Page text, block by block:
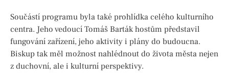
Součástí programu byla také prohlídka celého kulturního
centra. Jeho vedoucí Tomáš Barták hostům představil
fungování zařízení, jeho aktivity i plány do budoucna.
Biskup tak měl možnost nahlédnout do života města nejen
z duchovní, ale i kulturní perspektivy.